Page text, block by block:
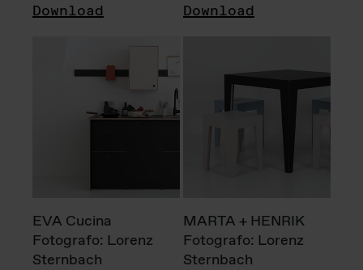
Download Download
EVA Cucina
Fotografo: Lorenz
Sternbach
MARTA + HENRIK
Fotografo: Lorenz
Sternbach